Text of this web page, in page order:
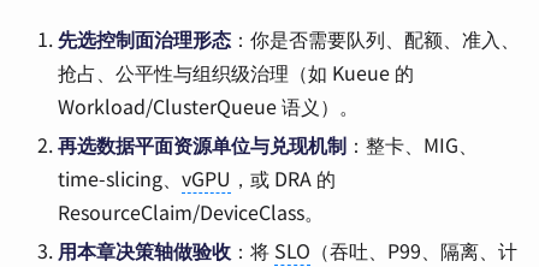
先选控制面治理形态 ：你是否需要队列、配额、准入、
抢占、公平性与组织级治理（如 Kueue 的
Workload/ClusterQueue 语义）。
再选数据平面资源单位与兑现机制 ：整卡、MIG、
time-slicing、 vGPU ，或 DRA 的
ResourceClaim/DeviceClass。
用本章决策轴做验收 ：将 SLO （吞吐、P99、隔离、计